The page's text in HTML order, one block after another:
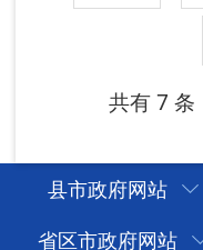
县市政府网站
省区市政府网站